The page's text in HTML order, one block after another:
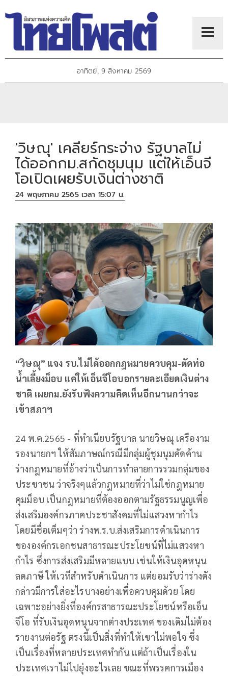
อาทิตย์, 9 สิงหาคม 2569
'วิษณุ' เคลียร์กระจ่าง รัฐบาลไม่
ได้ออกกม.สกัดชุมนุม แต่ให้เอ็นจี
โอเปิดเผยรับเงินต่างชาติ
24 พฤษภาคม 2565 เวลา 15:07 น.
“วิษณุ” แจง รบ.ไม่ได้ออกกฎหมายควบคุม-ตัดท่อ
น้ำเลี้ยงม็อบ แค่ให้เอ็นจีโอบอกรายละเอียดเงินต่าง
ชาติ เผยกม.ยังรับฟังความคิดเห็นอีกนานกว่าจะ
เข้าสภาฯ
24 พ.ค.2565 - ที่ทำเนียบรัฐบาล นายวิษณุ เครืองาม
รองนายกฯ ให้สัมภาษณ์กรณีมีกลุ่มผู้ชุมนุมคัดค้าน
ร่างกฎหมายที่อ้างว่าเป็นการทำลายการรวมกลุ่มของ
ประชาชน ว่าจริงๆแล้วกฎหมายที่ว่าไม่ใช่กฎหมาย
คุมม็อบ เป็นกฎหมายที่ต้องออกตามรัฐธรรมนูญเพื่อ
ส่งเสริมองค์กรภาคประชาสังคมที่ไม่แสวงหากำไร
โดยมีชื่อเต็มๆว่า ร่างพ.ร.บ.ส่งเสริมการดำเนินการ
ขององค์กรเอกชนสาธารณะประโยชน์ที่ไม่แสวงหา
กำไร ซึ่งการส่งเสริมมีหลายแบบ เช่นให้เงินอุดหนุน
ลดภาษี ให้เวทีสำหรับดำเนินการ แต่ยอมรับว่าร่างดัง
กล่าวมีการใส่อะไรบางอย่างเพื่อควบคุมด้วย โดย
เฉพาะอย่างยิ่งที่องค์กรสาธารณะประโยชน์หรือเอ็น
จีโอ ที่รับเงินอุดหนุนจากต่างประเทศ ของเดิมไม่ต้อง
รายงานต่อรัฐ ตรงนี้เป็นสิ่งที่ทำให้เขาไม่พอใจ ซึ่ง
เป็นเรื่องที่หลายประเทศทำกัน แต่ถ้าเป็นเรื่องใน
ประเทศเราไม่ไปยุ่งอะไรเลย ขณะที่พรรคการเมือง